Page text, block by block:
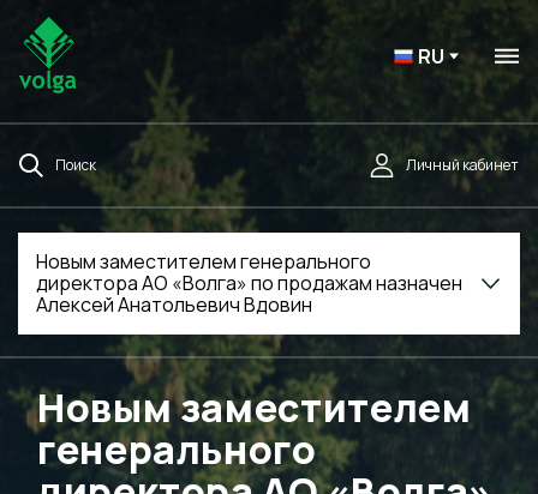
RU
Поиск Личный кабинет
Новым заместителем генерального
директора АО «Волга» по продажам назначен
Алексей Анатольевич Вдовин
Новым заместителем
генерального